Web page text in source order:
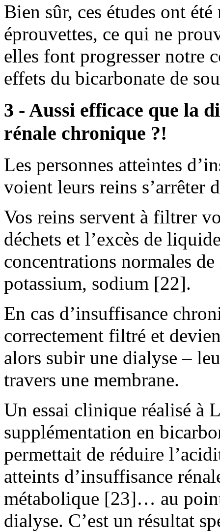
Bien sûr, ces études ont
éprouvettes, ce qui ne
elles font progresser notre
effets du bicarbonate de
3 - Aussi efficace que la
rénale chronique ?!
Les personnes atteintes
voient leurs reins s’arrêter
Vos reins servent à filtrer
déchets et l’excès de
concentrations normales
potassium, sodium [22].
En cas d’insuffisance
correctement filtré et
alors subir une dialyse –
travers une membrane.
Un essai clinique réalisé à
supplémentation en
permettait de réduire
atteints d’insuffisance
métabolique [23]… au
dialyse. C’est un résultat